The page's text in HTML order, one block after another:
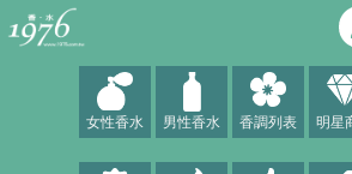
女性香水 男性香水 香調列表 明星